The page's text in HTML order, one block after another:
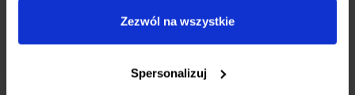
Zezwól na wszystkie
Spersonalizuj
Design i Ergonomia
precyzyjnie wykonanym ostrzem tworzy